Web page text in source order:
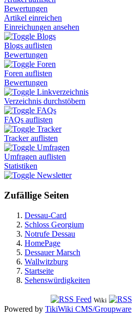
Bewertungen
Artikel einreichen
Einreichungen ansehen
Blogs
Blogs auflisten
Bewertungen
Foren
Foren auflisten
Bewertungen
Linkverzeichnis
Verzeichnis durchstöbern
FAQs
FAQs auflisten
Tracker
Tracker auflisten
Umfragen
Umfragen auflisten
Statistiken
Newsletter
Zufällige Seiten
Dessau-Card
Schloss Georgium
Notrufe Dessau
HomePage
Dessauer Marsch
Wallwitzburg
Startseite
Sehenswürdigkeiten
Wiki
Powered by TikiWiki CMS/Groupware